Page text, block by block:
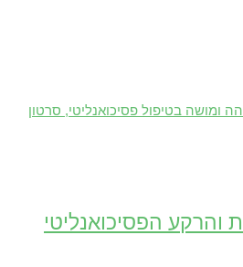
והרקע הפסיכואנליטי